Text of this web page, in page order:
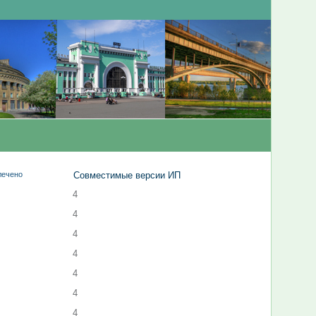
Совместимые версии ИП
4
4
4
4
4
4
4